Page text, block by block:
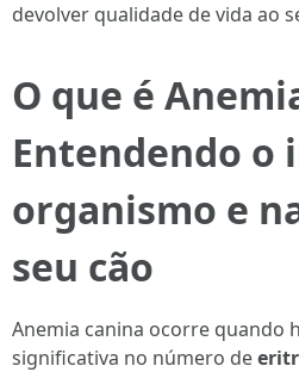
devolver qualidade de vida ao
O que é
Entendendo o
organismo e
seu cão
Anemia canina ocorre quando
significativa no número de